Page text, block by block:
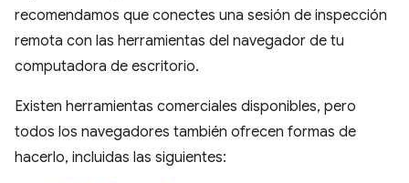
recomendamos que conectes una sesión de inspección
remota con las herramientas del navegador de tu
computadora de escritorio.
Existen herramientas comerciales disponibles, pero
todos los navegadores también ofrecen formas de
hacerlo, incluidas las siguientes: